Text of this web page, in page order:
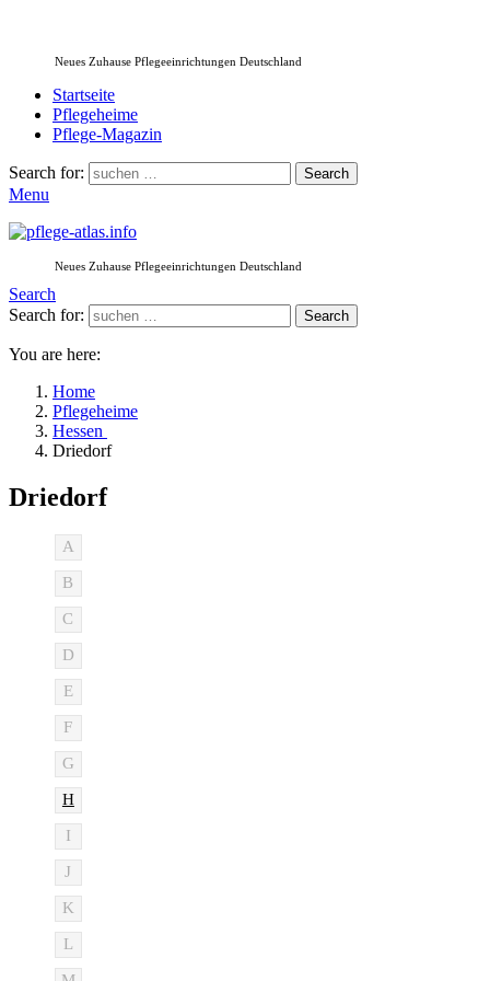
Neues Zuhause Pflegeeinrichtungen Deutschland
Startseite
Pflegeheime
Pflege-Magazin
Search for: Search
Menu
Neues Zuhause Pflegeeinrichtungen Deutschland
Search
Search for:
Search
You are here:
Home
Pflegeheime
Hessen
Driedorf
Driedorf
A
B
C
D
E
F
G
H
I
J
K
L